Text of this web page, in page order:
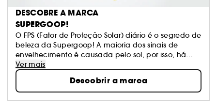
DESCOBRE A MARCA
SUPERGOOP!
O FPS (Fator de Proteção Solar) diário é o segredo de
beleza da Supergoop! A maioria dos sinais de
envelhecimento é causada pelo sol, por isso, há
mais de 15 anos que nos dedicamos a criar FPS
nunca antes vistos com ingredientes inteligentes
que melhoram a tua rotina de beleza. Explora a
nossa seleção exclusivas para todas as
necessidades de pele e estilos de vida. Descobre
Ver mais
Descobrir a marca